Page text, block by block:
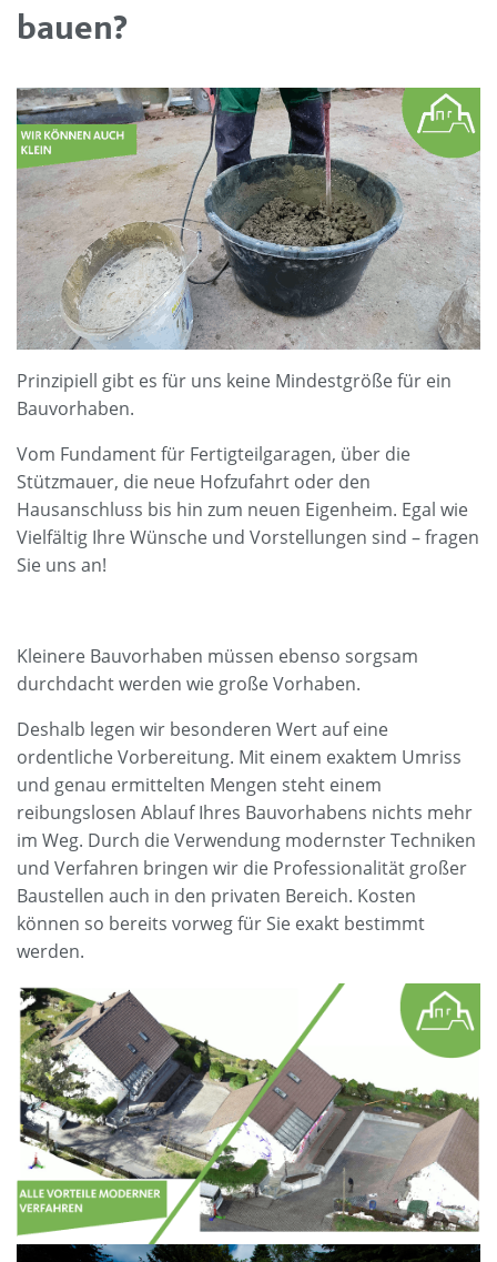
bauen?
Prinzipiell gibt es für uns keine Mindestgröße für ein
Bauvorhaben.
Vom Fundament für Fertigteilgaragen, über die
Stützmauer, die neue Hofzufahrt oder den
Hausanschluss bis hin zum neuen Eigenheim. Egal wie
Vielfältig Ihre Wünsche und Vorstellungen sind – fragen
Sie uns an!
Kleinere Bauvorhaben müssen ebenso sorgsam
durchdacht werden wie große Vorhaben.
Deshalb legen wir besonderen Wert auf eine
ordentliche Vorbereitung. Mit einem exaktem Umriss
und genau ermittelten Mengen steht einem
reibungslosen Ablauf Ihres Bauvorhabens nichts mehr
im Weg. Durch die Verwendung modernster Techniken
und Verfahren bringen wir die Professionalität großer
Baustellen auch in den privaten Bereich. Kosten
können so bereits vorweg für Sie exakt bestimmt
werden.